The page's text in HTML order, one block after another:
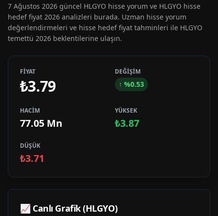
7 Ağustos 2026 güncel HLGYO hisse yorum ve HLGYO hisse
hedef fiyat 2026 analizleri burada. Uzman hisse yorum
değerlendirmeleri ve hisse hedef fiyat tahminleri ile HLGYO
temettü 2026 beklentilerine ulaşın.
FİYAT
₺3.79
DEĞİŞİM
↑ %0.53
HACİM
77.05 Mn
YÜKSEK
₺3.87
DÜŞÜK
₺3.71
📈 Canlı Grafik (HLGYO)